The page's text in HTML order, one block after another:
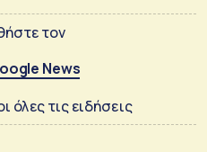
τον
News
όλες τις ειδήσεις